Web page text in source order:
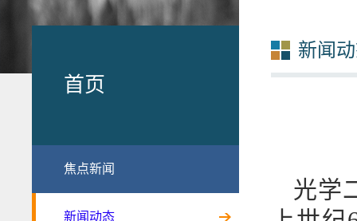
首页
焦点新闻
新闻动态
新闻
光学